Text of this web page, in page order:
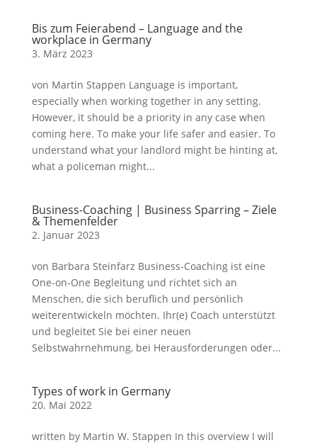
Bis zum Feierabend – Language and the
workplace in Germany
3. März 2023
von Martin Stappen Language is important,
especially when working together in any setting.
However, it should be a priority in any case when
coming here. To make your life safer and easier. To
understand what your landlord might be hinting at,
what a policeman might...
Business-Coaching | Business Sparring – Ziele
& Themenfelder
2. Januar 2023
von Barbara Steinfarz Business-Coaching ist eine
One-on-One Begleitung und richtet sich an
Menschen, die sich beruflich und persönlich
weiterentwickeln möchten. Ihr(e) Coach unterstützt
und begleitet Sie bei einer neuen
Selbstwahrnehmung, bei Herausforderungen oder...
Types of work in Germany
20. Mai 2022
written by Martin W. Stappen In this overview I will